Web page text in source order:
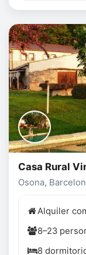
Casa Rural
Osona,
Alquiler
8–23
8